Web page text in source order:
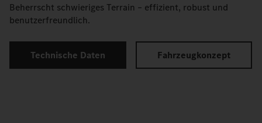
Beherrscht schwieriges Terrain – effizient, robust und
benutzerfreundlich.
Technische Daten Fahrzeugkonzept